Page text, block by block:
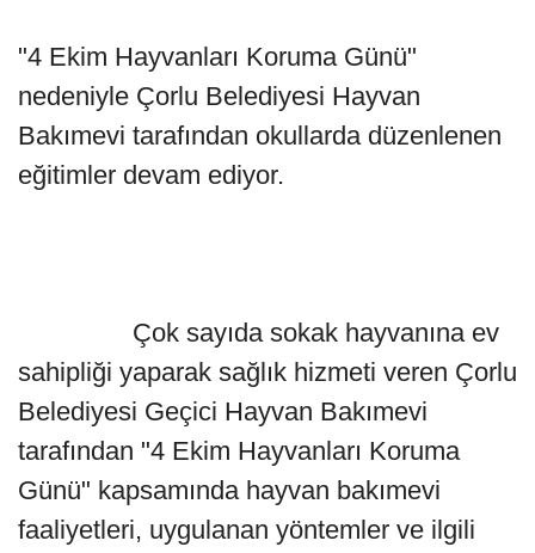
"4 Ekim Hayvanları Koruma Günü"
nedeniyle Çorlu Belediyesi Hayvan
Bakımevi tarafından okullarda düzenlenen
eğitimler devam ediyor.
Çok sayıda sokak hayvanına ev
sahipliği yaparak sağlık hizmeti veren Çorlu
Belediyesi Geçici Hayvan Bakımevi
tarafından "4 Ekim Hayvanları Koruma
Günü" kapsamında hayvan bakımevi
faaliyetleri, uygulanan yöntemler ve ilgili